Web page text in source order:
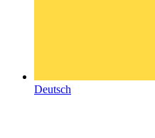
Deutsch